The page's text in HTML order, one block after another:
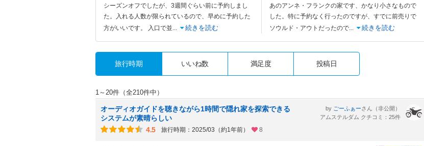
シーズンオフでしたが、3週間ぐらい前に予約しまし
た。入れる人数が限られているので、早めに予約した
方がいいです。 入口で並
続きを読む
あのアンネ・フランクの家です、かなり小さなもので
した。特に予約なく行ったのですが、すでに前売りで
ソウルド・アウトだったので... 続きを読む
旅行時期 いいね数 満足度 投稿日
1～20件（全210件中）
オーディオガイドを聴きながら1時間で隠れ家を探索できる
システムが素晴らしい
4.5
旅行時期：2025/03（約1年前） 8
by ごーふぁーさん（非公開）
アムステルダム クチコミ：25件